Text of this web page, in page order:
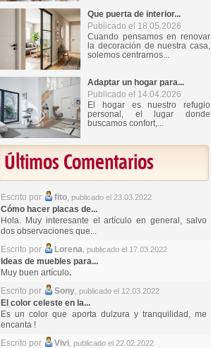
Que puerta de interior...
Publicado el 18.05.2026
Cuando pensamos en renovar
la decoración de nuestra casa,
solemos centrarnos...
Adaptar un hogar para...
Publicado el 14.04.2026
El hogar es nuestro refugio
personal, el lugar donde
buscamos confort,...
Últimos Comentarios
Escrito por fito, publicado el 23.03.2022
Cómo hacer placas de...
Hola. Muy interesante el artículo en general, salvo
dos observaciones que...
Escrito por
Lorena, publicado el 17.03.2022
Ideas de muebles para...
Muy buen artículo.
Escrito por
Sony, publicado el 12.03.2022
El color celeste en la...
Es un color que aporta dulzura y tranquilidad, me
encanta !
Escrito por
Vivi, publicado el 22.02.2022